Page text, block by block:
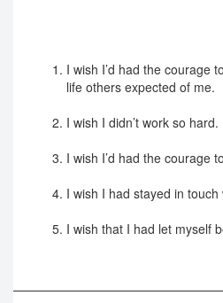
I wish I’d had the courage
life others expected of me.
I wish I didn’t work so hard.
I wish I’d had the courage
I wish I had stayed in
I wish that I had let myself